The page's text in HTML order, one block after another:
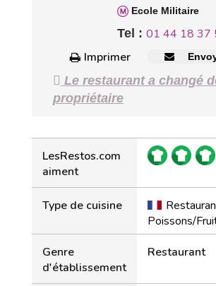
Ecole Militaire
Tel : 01 44 18 37
Imprimer
Le restaurant a changé
propriétaire
LesRestos.com
aiment
Type de cuisine
Poissons/
Genre
d'établissement
Restaurant